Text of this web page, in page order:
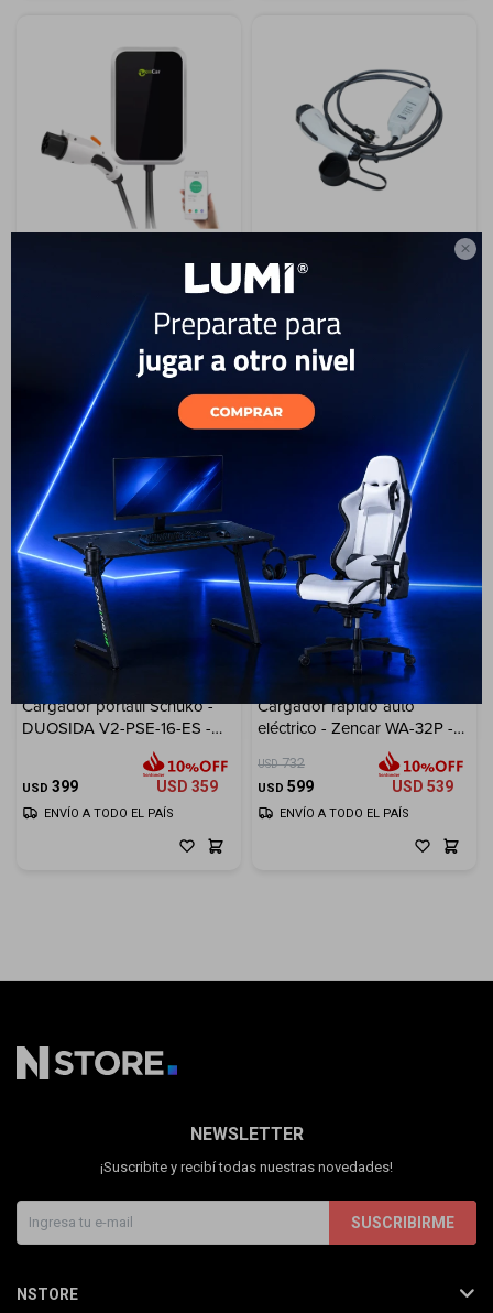

eléctrico - Zencar WA-16-3P -
ENVÍO A TODO EL PAÍS
Cargador portátil Schuko -
DUOSIDA V2-PSE-10-ES -
359
ENVÍO A TODO EL PAÍS
Cargador portátil Schuko -
DUOSIDA V2-PSE-16-ES -
USD 399 USD 359
ENVÍO A TODO EL PAÍS
Cargador rápido auto
eléctrico - Zencar WA-32P -
USD 732
USD 599 USD 539
ENVÍO A TODO EL PAÍS
NEWSLETTER
¡Suscribite y recibí todas nuestras novedades!
SUSCRIBIRME
NSTORE
Marcas
F&Q
Tiendas